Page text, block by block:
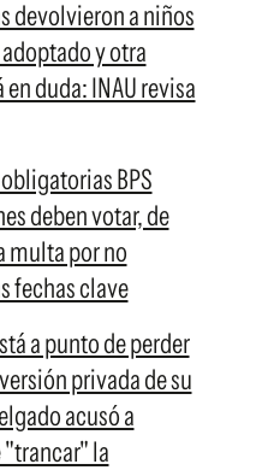
devolvieron a niños
y otra
duda: INAU revisa
BPS
deben votar, de
multa por no
fechas clave
a punto de perder
privada de su
acusó a
"trancar" la